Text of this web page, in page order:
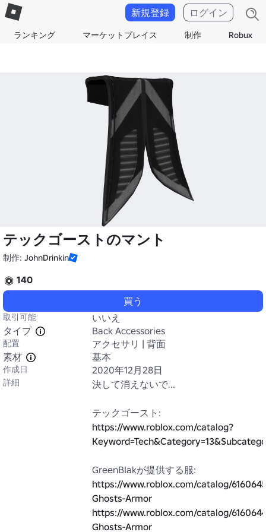
ランキング マーケットプレイス 制作 Robux
新規登録 ログイン
テックゴーストのマント
制作: JohnDrinkin
140
買う
取引可能
いいえ
タイプ
Back Accessories
配置
アクセサリ | 背面
素材
基本
作成日 2020年12月28日
詳細 決して消えないで...
https://www.roblox.com/catalog?
https://www.roblox.com/catalog/
Ghosts-Armor
https://www.roblox.com/catalog/
Ghosts-Armor